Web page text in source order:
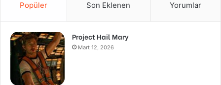
Popüler Son Eklenen Yorumlar
Project Hail Mary
Mart 12, 2026